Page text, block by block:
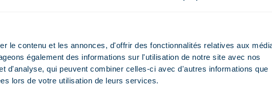
le contenu et les annonces, d'offrir des fonctionnalités relatives aux
également des informations sur l'utilisation de notre site avec nos
d'analyse, qui peuvent combiner celles-ci avec d'autres informations que
lors de votre utilisation de leurs services.
JARDIN : L’ART DE NE PAS S’ARRÊTER AU
TROUVER VOTRE
REJOIGNEZ UN
DEVENIR